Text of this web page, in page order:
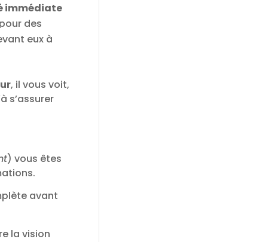
immédiate
des
eux à
, il vous voit,
s’assurer
) vous êtes
avant
la vision